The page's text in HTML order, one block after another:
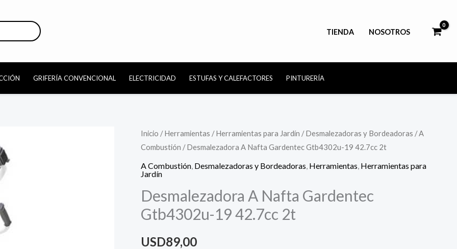
TIENDA NOSOTROS
GRIFERÍA CONVENCIONAL ELECTRICIDAD ESTUFAS Y CALEFACTORES PINTURERÍA
Inicio /Herramientas /Herramientas para Jardín /Desmalezadoras y Bordeadoras /A
Combustión / Desmalezadora A Nafta Gardentec Gtb4302u-19 42.7cc 2t
A Combustión Desmalezadoras y Bordeadoras Herramientas Herramientas para
Jardín
Desmalezadora A Nafta Gardentec
Gtb4302u-19 42.7cc 2t
USD89,00
Desmalezadora
A
Nafta
Gardentec
Gtb4302u-
19
42.7cc
2t